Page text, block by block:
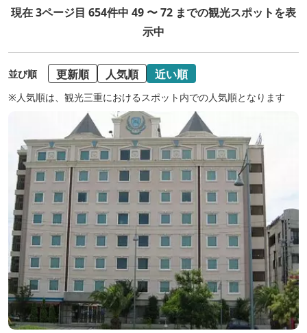
現在 3ページ目 654件中 49 〜 72 までの観光スポットを表
示中
並び順 更新順 人気順 近い順
※人気順は、観光三重におけるスポット内での人気順となります